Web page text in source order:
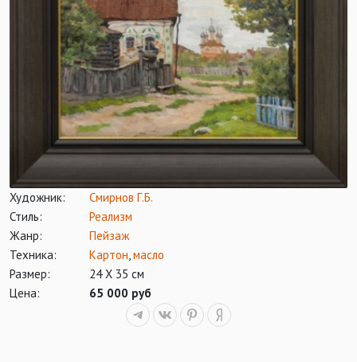
Художник:
Смирнов Г.Б.
Стиль:
Реализм
Жанр:
Пейзаж
Техника:
Картон,масло
Размер:
24 Х 35 см
Цена:
65 000 руб